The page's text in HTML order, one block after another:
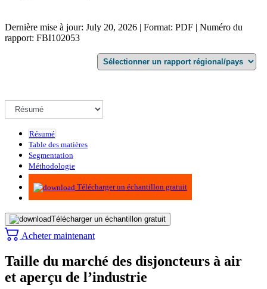
Dernière mise à jour: July 20, 2026 | Format: PDF | Numéro du
rapport: FBI102053
Résumé
Table des matières
Segmentation
Méthodologie
Infographie
Télécharger un échantillon gratuit
Télécharger un échantillon gratuit
Acheter maintenant
Taille du marché des disjoncteurs à air
et aperçu de l’industrie